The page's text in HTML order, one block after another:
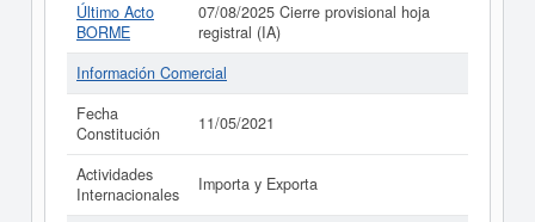
Último Acto
BORME
07/08/2025 Cierre provisional hoja
registral (IA)
Información Comercial
Fecha
Constitución
11/05/2021
Actividades
Internacionales
Importa y Exporta